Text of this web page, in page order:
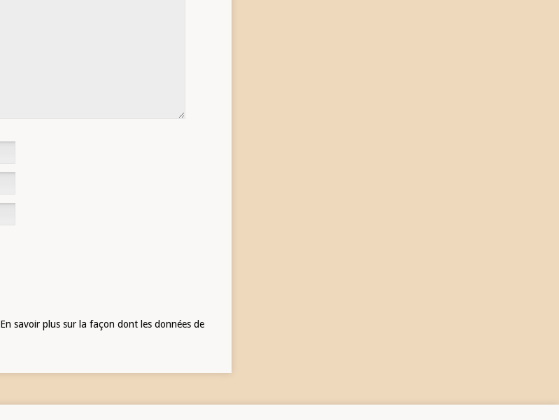
En savoir plus sur la façon dont les données de